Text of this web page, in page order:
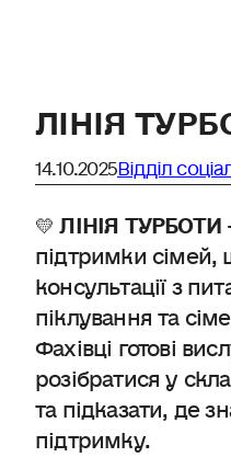
ЛІНІЯ
14.10.2025Відділ
💛 ЛІНІЯ ТУРБОТИ
підтримки сімей,
консультації з
піклування та
Фахівці готові
розібратися у
та підказати, де
підтримку.